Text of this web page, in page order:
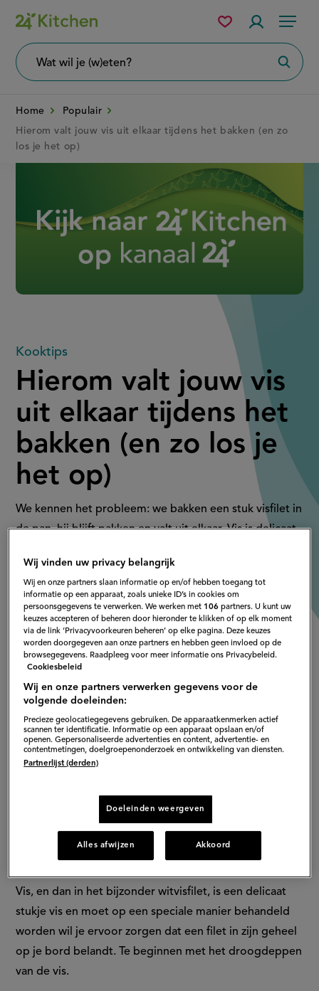
Overslaan
en
naar
Menu
wil
Mijn
bewaarde
Home
Populair
Hierom valt jouw vis uit elkaar tijdens het bakken (en zo
los je het op)
Hierom
valt
jouw
vis
uit
elkaar
het
bakken
(en
los
het
Kooktips
Hierom valt jouw vis
uit elkaar tijdens het
bakken (en zo los je
het op)
We kennen het probleem: we bakken een stuk visfilet in
de pan, hij blijft pakken en valt uit elkaar. Vis is delicaat
je dit voorkomen. Wij leggen het uit.
Vis, en dan in het bijzonder witvisfilet, is een delicaat
stukje vis en moet op een speciale manier behandeld
worden wil je ervoor zorgen dat een filet in zijn geheel
op je bord belandt. Te beginnen met het droogdeppen
van de vis.
Wij vinden uw privacy belangrijk
Wij en onze partners slaan informatie op en/of hebben toegang tot
informatie op een apparaat, zoals unieke ID’s in cookies om
persoonsgegevens te verwerken. We werken met 106 partners. U kunt uw
keuzes accepteren of beheren door hieronder te klikken of op elk moment
via de link ‘Privacyvoorkeuren beheren’ op elke pagina. Deze keuzes
worden doorgegeven aan onze partners en hebben geen invloed op de
browsegegevens. Raadpleeg voor meer informatie ons Privacybeleid.
Cookiesbeleid
Wij en onze partners verwerken gegevens voor de
volgende doeleinden:
Precieze geolocatiegegevens gebruiken. De apparaatkenmerken actief
scannen ter identificatie. Informatie op een apparaat opslaan en/of
openen. Gepersonaliseerde advertenties en content, advertentie- en
contentmetingen, doelgroepenonderzoek en ontwikkeling van diensten.
Partnerlijst (derden)
Doeleinden weergeven
Alles afwijzen Akkoord